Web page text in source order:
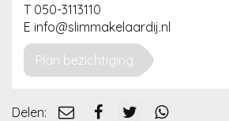
Contact
T 050-3113110
E info@slimmakelaardij.nl
Plan bezichtiging
Delen: